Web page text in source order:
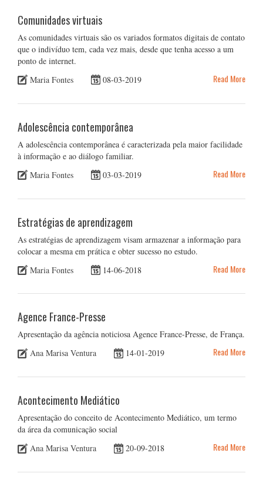
Comunidades virtuais
As comunidades virtuais são os variados formatos digitais de contato
que o indivíduo tem, cada vez mais, desde que tenha acesso a um
ponto de internet.
Maria Fontes
08-03-2019 Read More
Adolescência contemporânea
A adolescência contemporânea é caracterizada pela maior facilidade
à informação e ao diálogo familiar.
Maria Fontes
03-03-2019 Read More
Estratégias de aprendizagem
As estratégias de aprendizagem visam armazenar a informação para
colocar a mesma em prática e obter sucesso no estudo.
Maria Fontes
14-06-2018 Read More
Agence France-Presse
Apresentação da agência noticiosa Agence France-Presse, de França.
Ana Marisa Ventura
14-01-2019 Read More
Acontecimento Mediático
Apresentação do conceito de Acontecimento Mediático, um termo
da área da comunicação social
Ana Marisa Ventura
20-09-2018 Read More